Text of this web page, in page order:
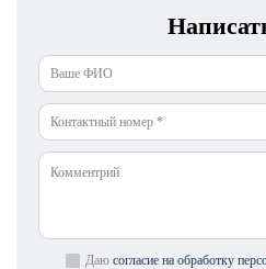
Даю согласие на обработку